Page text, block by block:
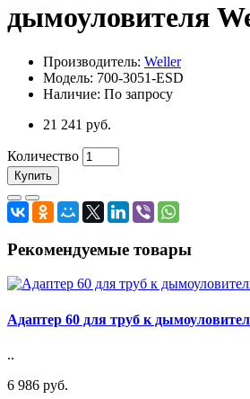
дымоуловителя
Производитель: Weller
Модель: 700-3051-ESD
Наличие: По запросу
21 241 руб.
Количество
Купить
Рекомендуемые товары
Адаптер 60 для труб к
..
6 986 руб.